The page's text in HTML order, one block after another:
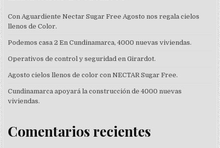
Con Aguardiente Nectar Sugar Free Agosto nos regala cielos
llenos de Color.
Podemos casa 2 En Cundinamarca, 4000 nuevas viviendas.
Operativos de control y seguridad en Girardot.
Agosto cielos llenos de color con NECTAR Sugar Free.
Cundinamarca apoyará la construcción de 4000 nuevas
viviendas.
Comentarios recientes